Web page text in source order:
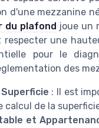
d'une mezzanine
du plafond joue un
respecter une
pour le
des
: Il est
calcul de la
et